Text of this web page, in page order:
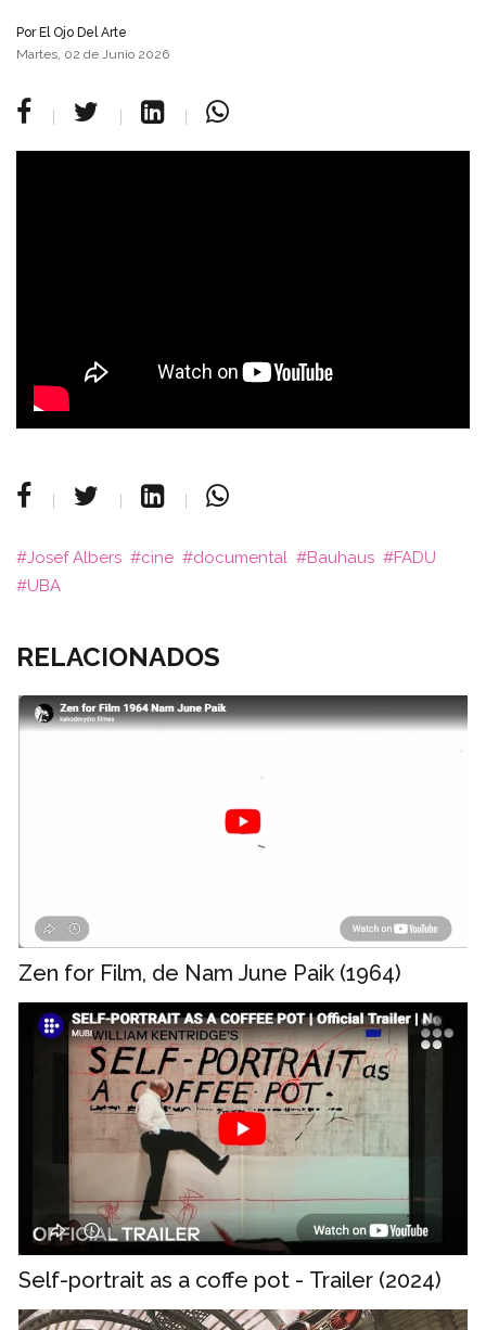
Por El Ojo Del Arte
Martes, 02 de Junio 2026
Josef Albers cine documental Bauhaus
FADU
UBA
RELACIONADOS
Zen for Film, de Nam June Paik (1964)
Self-portrait as a coffe pot - Trailer (2024)